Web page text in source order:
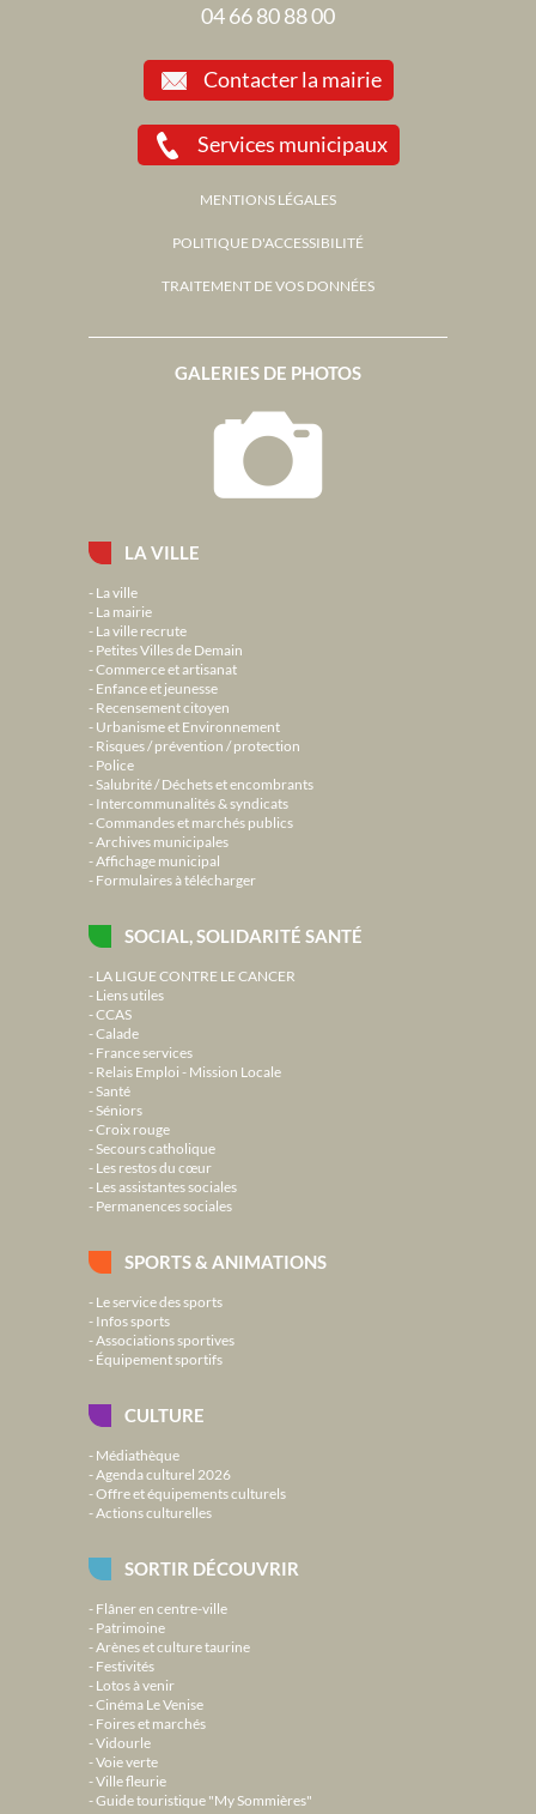
LA VILLE
La ville
La mairie
La ville recrute
Petites Villes de Demain
Commerce et artisanat
Enfance et jeunesse
Recensement citoyen
Urbanisme et Environnement
Risques / prévention / protection
Police
Salubrité / Déchets et encombrants
Intercommunalités & syndicats
Commandes et marchés publics
Archives municipales
Affichage municipal
Formulaires à télécharger
SOCIAL, SOLIDARITÉ SANTÉ
LA LIGUE CONTRE LE CANCER
Liens utiles
CCAS
Calade
France services
Relais Emploi - Mission Locale
Santé
Séniors
Croix rouge
Secours catholique
Les restos du cœur
Les assistantes sociales
Permanences sociales
SPORTS & ANIMATIONS
Le service des sports
Infos sports
Associations sportives
Équipement sportifs
CULTURE
Médiathèque
Agenda culturel 2026
Offre et équipements culturels
Actions culturelles
SORTIR DÉCOUVRIR
Flâner en centre-ville
Patrimoine
Arènes et culture taurine
Festivités
Lotos à venir
Cinéma Le Venise
Foires et marchés
Vidourle
Voie verte
Ville fleurie
Guide touristique "My Sommières"
GALERIES DE PHOTOS
04 66 80 88 00
Contacter la mairie
Services municipaux
MENTIONS LÉGALES
POLITIQUE D'ACCESSIBILITÉ
TRAITEMENT DE VOS DONNÉES